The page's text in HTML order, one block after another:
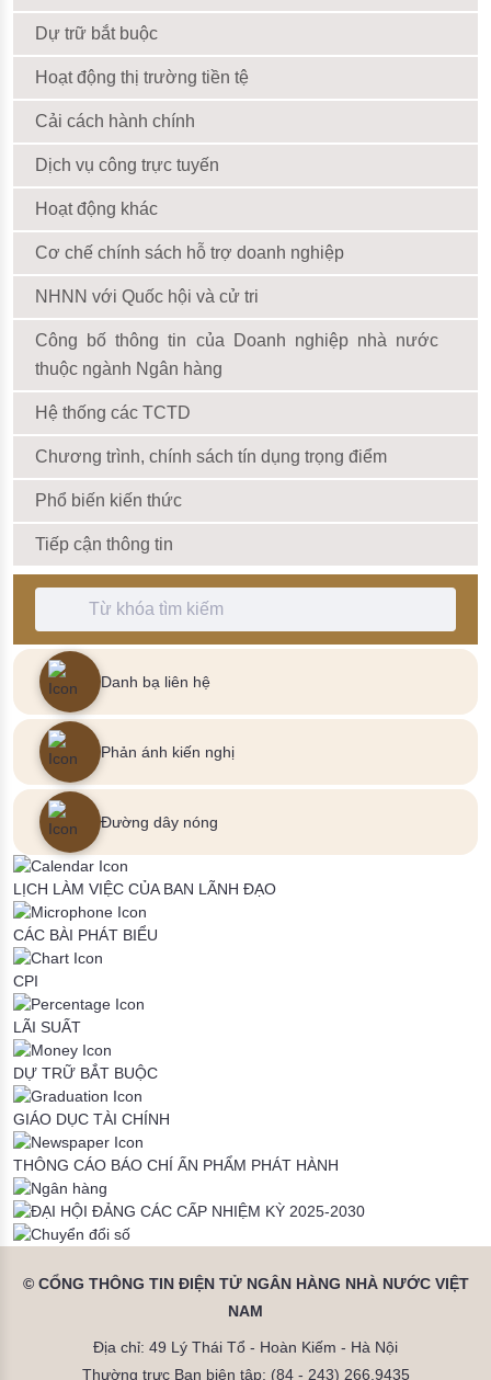
Dự trữ bắt buộc
Hoạt động thị trường tiền tệ
Cải cách hành chính
Dịch vụ công trực tuyến
Hoạt động khác
Cơ chế chính sách hỗ trợ doanh nghiệp
NHNN với Quốc hội và cử tri
Công bố thông tin của Doanh nghiệp nhà nước
thuộc ngành Ngân hàng
Hệ thống các TCTD
Chương trình, chính sách tín dụng trọng điểm
Phổ biến kiến thức
Tiếp cận thông tin
Thanh Tìm kiếm
Danh bạ liên hệ
Phản ánh kiến nghị
Đường dây nóng
LỊCH LÀM VIỆC CỦA BAN LÃNH ĐẠO
CÁC BÀI PHÁT BIỂU
CPI
LÃI SUẤT
DỰ TRỮ BẮT BUỘC
GIÁO DỤC TÀI CHÍNH
THÔNG CÁO BÁO CHÍ ẤN PHẨM PHÁT HÀNH
© CỔNG THÔNG TIN ĐIỆN TỬ NGÂN HÀNG NHÀ NƯỚC VIỆT
NAM
Địa chỉ: 49 Lý Thái Tổ - Hoàn Kiếm - Hà Nội
Thường trực Ban biên tập: (84 - 243) 266.9435